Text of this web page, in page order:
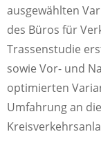
ausgewählten
des Büros für
Trassenstudie
sowie Vor- und
optimierten
Umfahrung an